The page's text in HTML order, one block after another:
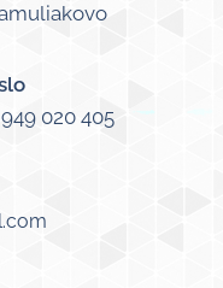
020 405